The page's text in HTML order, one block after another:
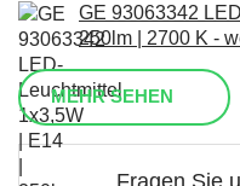
GE 93063342
250lm | 2700 K -
MEHR SEHEN
Fragen Sie